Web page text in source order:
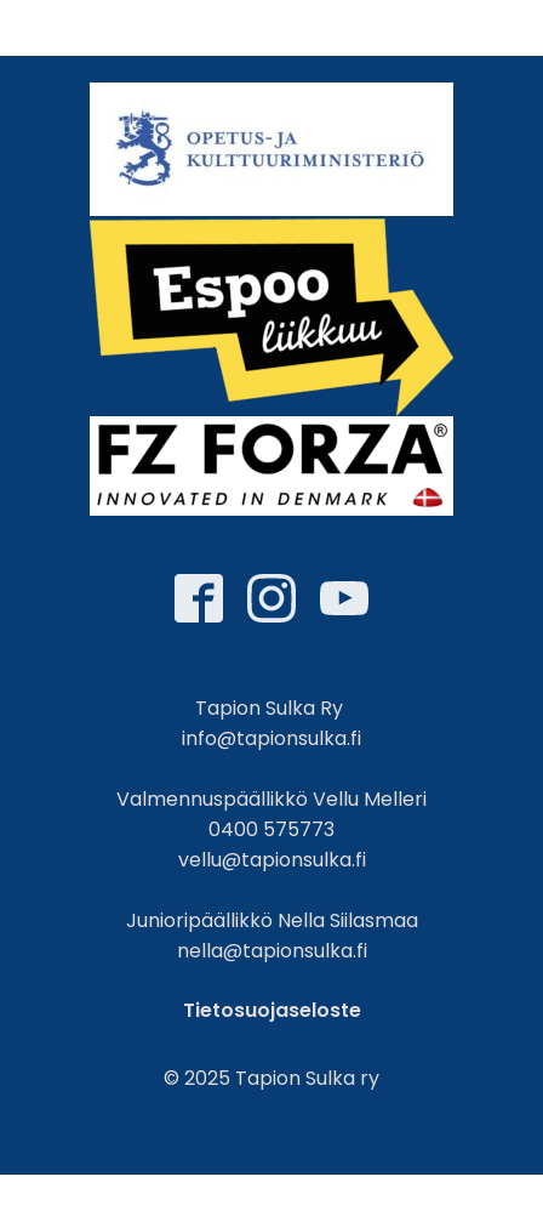
Tapion Sulka Ry
info@tapionsulka.fi
Valmennuspäällikkö Vellu Melleri
0400 575773
vellu@tapionsulka.fi
Junioripäällikkö Nella Siilasmaa
nella@tapionsulka.fi
Tietosuojaseloste
© 2025 Tapion Sulka ry